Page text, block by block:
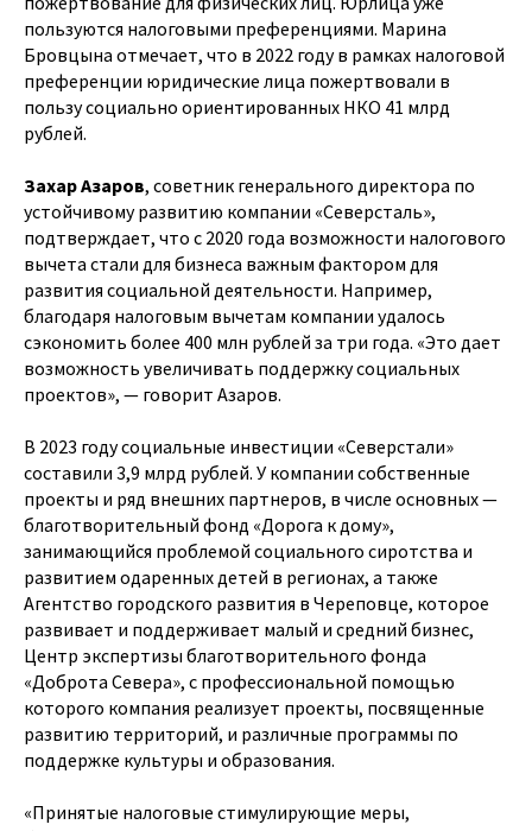
пользуются налоговыми преференциями. Марина
Бровцына отмечает, что в 2022 году в рамках налоговой
преференции юридические лица пожертвовали в
пользу социально ориентированных НКО 41 млрд
рублей.
Захар Азаров, советник генерального директора по
устойчивому развитию компании «Северсталь»,
подтверждает, что с 2020 года возможности налогового
вычета стали для бизнеса важным фактором для
развития социальной деятельности. Например,
благодаря налоговым вычетам компании удалось
сэкономить более 400 млн рублей за три года. «Это дает
возможность увеличивать поддержку социальных
проектов», — говорит Азаров.
В 2023 году социальные инвестиции «Северстали»
составили 3,9 млрд рублей. У компании собственные
проекты и ряд внешних партнеров, в числе основных —
благотворительный фонд «Дорога к дому»,
занимающийся проблемой социального сиротства и
развитием одаренных детей в регионах, а также
Агентство городского развития в Череповце, которое
развивает и поддерживает малый и средний бизнес,
Центр экспертизы благотворительного фонда
«Доброта Севера», с профессиональной помощью
которого компания реализует проекты, посвященные
развитию территорий, и различные программы по
поддержке культуры и образования.
«Принятые налоговые стимулирующие меры,